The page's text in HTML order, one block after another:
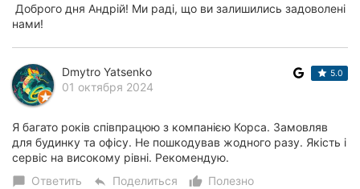
Доброго дня Андрій! Ми раді, що ви залишились задоволені
нами!
Dmytro Yatsenko
01 октября 2024
5.0
Я багато років співпрацюю з компанією Корса. Замовляв
для будинку та офісу. Не пошкодував жодного разу. Якість і
сервіс на високому рівні. Рекомендую.
chat_bubble Ответить reply Поделиться thumb_up_alt
Полезно